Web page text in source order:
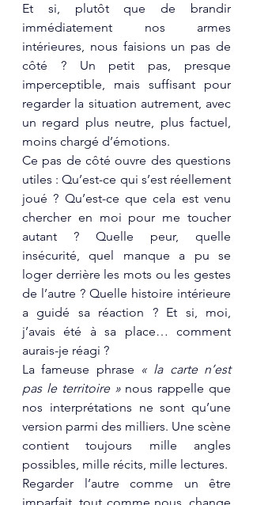
Et si, plutôt que de brandir
immédiatement nos armes
intérieures, nous faisions un pas de
côté ? Un petit pas, presque
imperceptible, mais suffisant pour
regarder la situation autrement, avec
un regard plus neutre, plus factuel,
moins chargé d’émotions.
Ce pas de côté ouvre des questions
utiles : Qu’est-ce qui s’est réellement
joué ? Qu’est-ce que cela est venu
chercher en moi pour me toucher
autant ? Quelle peur, quelle
insécurité, quel manque a pu se
loger derrière les mots ou les gestes
de l’autre ? Quelle histoire intérieure
a guidé sa réaction ? Et si, moi,
j’avais été à sa place… comment
aurais-je réagi ?
La fameuse phrase « la carte n’est
pas le territoire » nous rappelle que
nos interprétations ne sont qu’une
version parmi des milliers. Une scène
contient toujours mille angles
possibles, mille récits, mille lectures.
Regarder l’autre comme un être